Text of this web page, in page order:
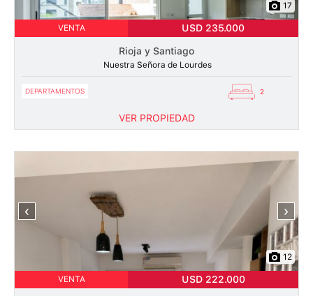
17
VENTA USD 235.000
Rioja y Santiago
Nuestra Señora de Lourdes
DEPARTAMENTOS 2
VER PROPIEDAD
‹ ›
12
VENTA USD 222.000